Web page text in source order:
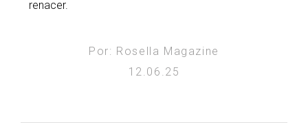
renacer.
Por: Rosella Magazine
12.06.25